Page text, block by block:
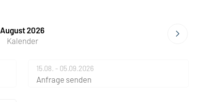
August 2026
Kalender
15.08. - 05.09.2026
Anfrage senden